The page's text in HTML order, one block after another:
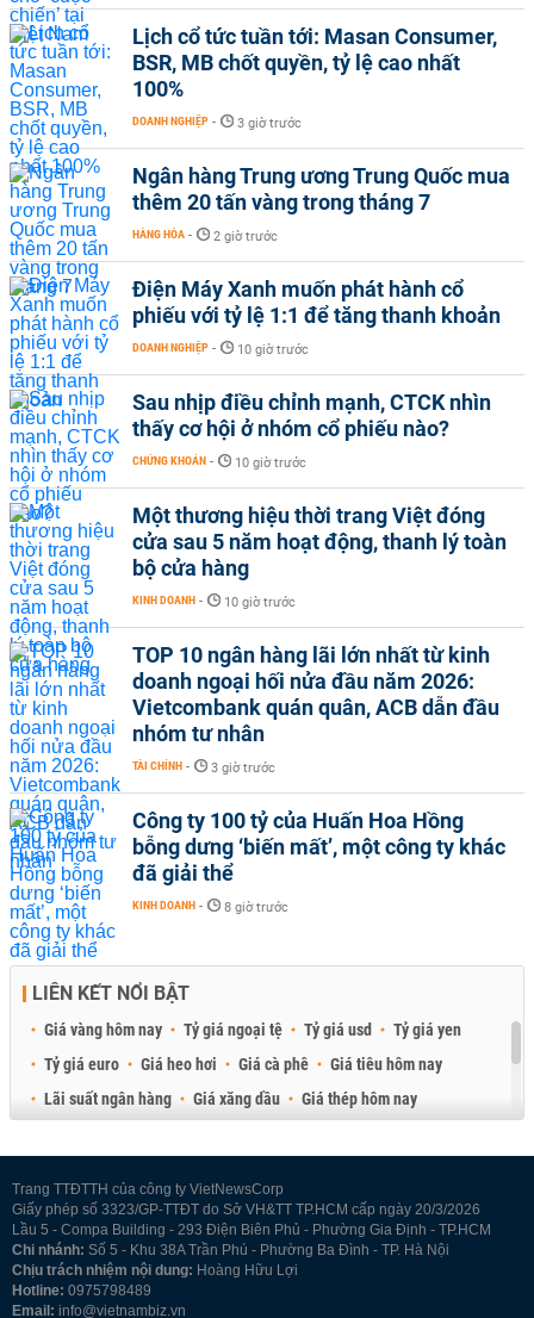
Lịch cổ tức tuần tới: Masan Consumer,
BSR, MB chốt quyền, tỷ lệ cao nhất
100%
DOANH NGHIỆP - 3 giờ trước
Ngân hàng Trung ương Trung Quốc mua
thêm 20 tấn vàng trong tháng 7
HÀNG HÓA - 2 giờ trước
Điện Máy Xanh muốn phát hành cổ
phiếu với tỷ lệ 1:1 để tăng thanh khoản
DOANH NGHIỆP - 10 giờ trước
Sau nhịp điều chỉnh mạnh, CTCK nhìn
thấy cơ hội ở nhóm cổ phiếu nào?
CHỨNG KHOÁN - 10 giờ trước
Một thương hiệu thời trang Việt đóng
cửa sau 5 năm hoạt động, thanh lý toàn
bộ cửa hàng
KINH DOANH - 10 giờ trước
TOP 10 ngân hàng lãi lớn nhất từ kinh
doanh ngoại hối nửa đầu năm 2026:
Vietcombank quán quân, ACB dẫn đầu
nhóm tư nhân
TÀI CHÍNH - 3 giờ trước
Công ty 100 tỷ của Huấn Hoa Hồng
bỗng dưng ‘biến mất’, một công ty khác
đã giải thể
KINH DOANH - 8 giờ trước
LIÊN KẾT NỔI BẬT
Giá vàng hôm nay Tỷ giá ngoại tệ Tỷ giá usd
Tỷ giá yen
Tỷ giá euro
Giá heo hơi Giá cà phê
Giá tiêu hôm nay
Lãi suất ngân hàng
Giá xăng dầu
Giá thép hôm nay
Trang TTĐTTH của công ty VietNewsCorp
Giấy phép số 3323/GP-TTĐT do Sở VH&TT TP.HCM cấp ngày 20/3/2026
Lầu 5 - Compa Building - 293 Điện Biên Phủ - Phường Gia Định - TP.HCM
Chi nhánh: Số 5 - Khu 38A Trần Phú - Phường Ba Đình - TP. Hà Nội
Chịu trách nhiệm nội dung: Hoàng Hữu Lợi
Hotline: 0975798489
Email: info@vietnambiz.vn